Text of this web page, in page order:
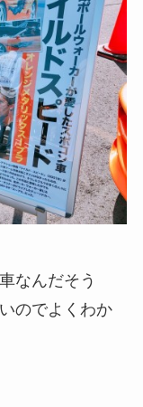
なんだそう
のでよくわか